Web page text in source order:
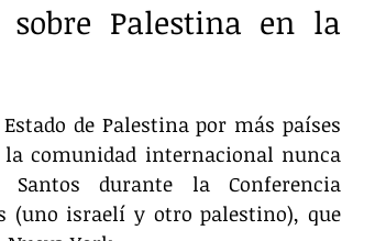
Palestina en la
de Palestina por más países
comunidad internacional nunca
Santos durante la Conferencia
(uno israelí y otro palestino), que